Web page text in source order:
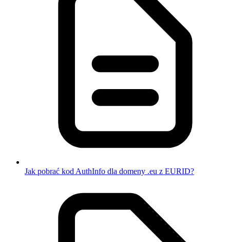
Jak pobrać kod AuthInfo dla domeny .eu z EURID?